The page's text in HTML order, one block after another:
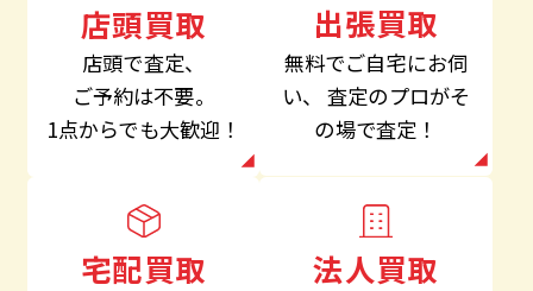
店頭買取
店頭で査定、
ご予約は不要。
1点からでも大歓迎！
出張買取
無料でご自宅にお伺
い、
査定のプロがそ
の場で査定！
宅配買取 法人買取